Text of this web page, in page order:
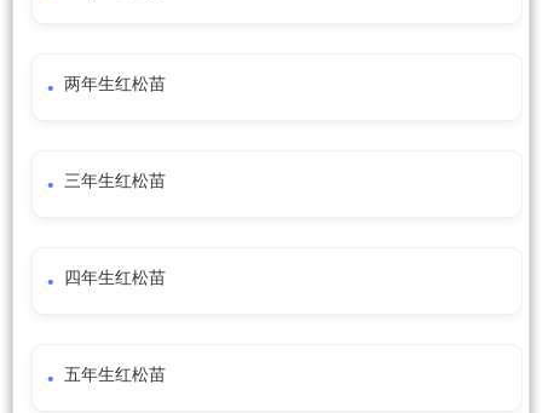
两年生红松苗
三年生红松苗
四年生红松苗
五年生红松苗